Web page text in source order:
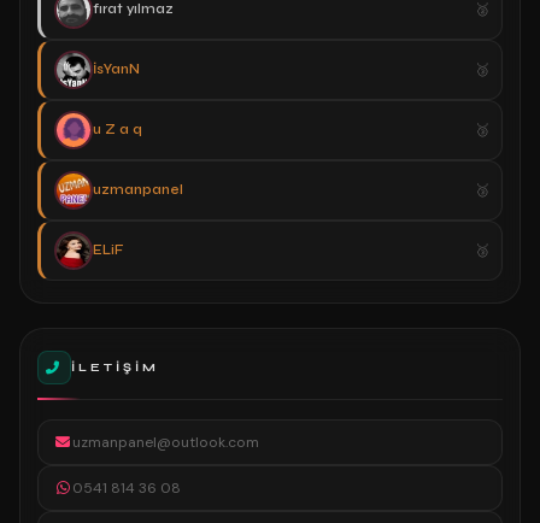
fırat yılmaz
İsYanN
u Z a q
uzmanpanel
ELiF
İLETIŞIM
uzmanpanel@outlook.com
0541 814 36 08